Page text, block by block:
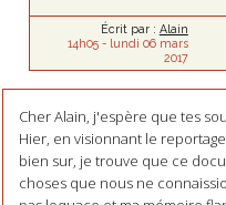
Écrit par : Alain
14h05- lundi 06 mars
2017
Cher Alain, j'espère que tes
Hier, en visionnant le
bien sur, je trouve que ce
choses que nous ne